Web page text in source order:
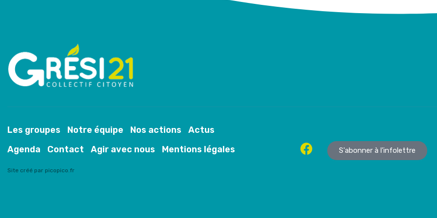
Les groupes Notre équipe Nos actions
Actus
Agenda
Contact Agir avec nous Mentions légales
Site créé par picopico.fr
S'abonner à l'infolettre